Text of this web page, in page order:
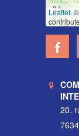
3 km
3 mi
Leaflet,
20,